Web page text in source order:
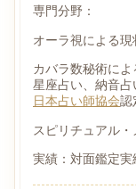
専門分野：
オーラ視による現
カバラ数秘術に
星座占い、納音占
日本占い師協会認
スピリチュアル
実績：対面鑑定